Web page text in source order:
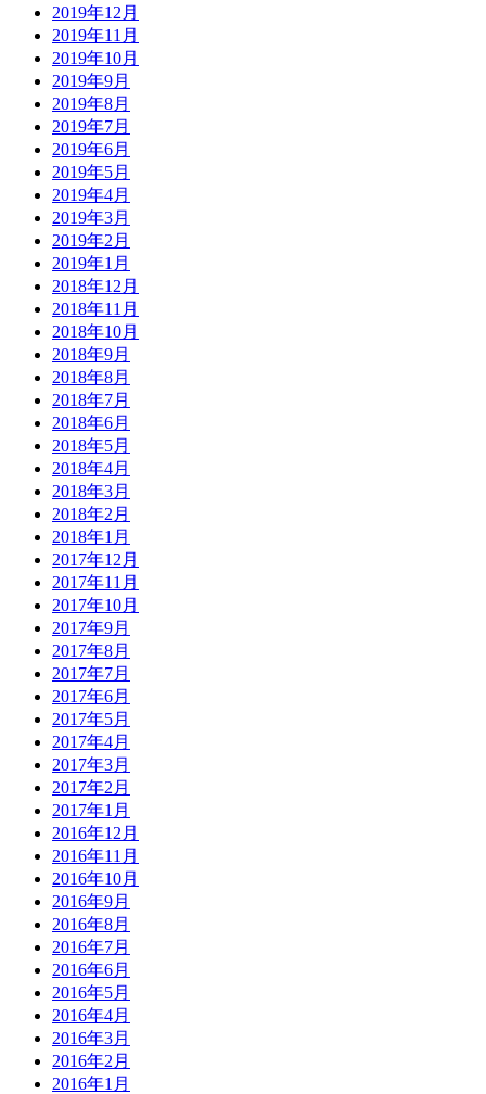
2019年12月
2019年11月
2019年10月
2019年9月
2019年8月
2019年7月
2019年6月
2019年5月
2019年4月
2019年3月
2019年2月
2019年1月
2018年12月
2018年11月
2018年10月
2018年9月
2018年8月
2018年7月
2018年6月
2018年5月
2018年4月
2018年3月
2018年2月
2018年1月
2017年12月
2017年11月
2017年10月
2017年9月
2017年8月
2017年7月
2017年6月
2017年5月
2017年4月
2017年3月
2017年2月
2017年1月
2016年12月
2016年11月
2016年10月
2016年9月
2016年8月
2016年7月
2016年6月
2016年5月
2016年4月
2016年3月
2016年2月
2016年1月